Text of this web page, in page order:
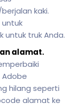
kaki.
untuk truk Anda.
alamat.
hilang seperti
alamat ke